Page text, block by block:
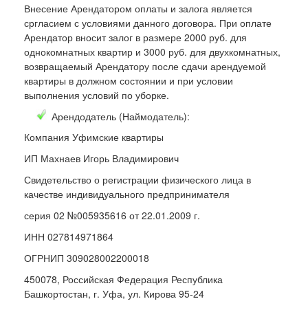
Внесение Арендатором оплаты и залога является
сргласием с условиями данного договора. При оплате
Арендатор вносит залог в размере 2000 руб. для
однокомнатных квартир и 3000 руб. для двухкомнатных,
возвращаемый Арендатору после сдачи арендуемой
квартиры в должном состоянии и при условии
выполнения условий по уборке.
Арендодатель (Наймодатель):
Компания Уфимские квартиры
ИП Махнаев Игорь Владимирович
Свидетельство о регистрации физического лица в
качестве индивидуального предпринимателя
серия 02 №005935616 от 22.01.2009 г.
ИНН 027814971864
ОГРНИП 309028002200018
450078, Российская Федерация Республика
Башкортостан, г. Уфа, ул. Кирова 95-24